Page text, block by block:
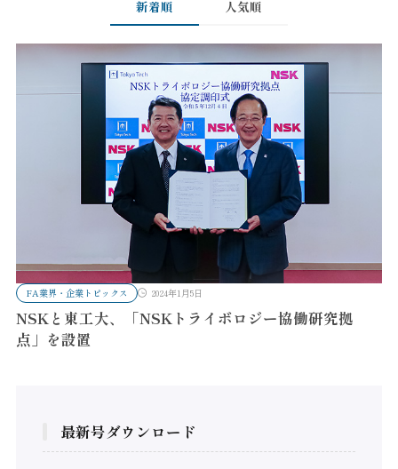
新着順 人気順
FA業界・企業トピックス 2024年1月5日
NSKと東工大、「NSKトライボロジー協働研究拠
点」を設置
最新号ダウンロード